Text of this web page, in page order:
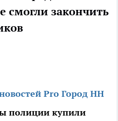
закончить
Pro Город НН
полиции купили